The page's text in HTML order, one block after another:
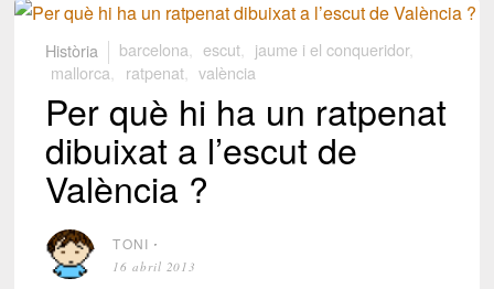
Història barcelona escut jaume i el conqueridor,
mallorca
ratpenat, valència
Per què hi ha un ratpenat
dibuixat a l’escut de
València ?
TONI ⋅
16 abril 2013